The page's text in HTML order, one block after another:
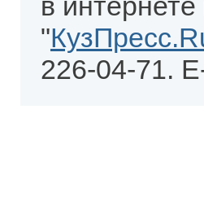
"
226-04-71.